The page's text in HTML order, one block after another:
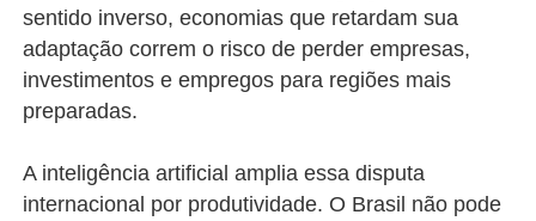
sentido inverso, economias que retardam sua
adaptação correm o risco de perder empresas,
investimentos e empregos para regiões mais
preparadas.
A inteligência artificial amplia essa disputa
internacional por produtividade. O Brasil não pode